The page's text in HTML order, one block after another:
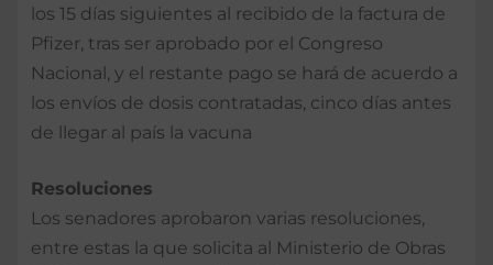
los 15 días siguientes al recibido de la factura de
Pfizer, tras ser aprobado por el Congreso
Nacional, y el restante pago se hará de acuerdo a
los envíos de dosis contratadas, cinco días antes
de llegar al país la vacuna
Resoluciones
Los senadores aprobaron varias resoluciones,
entre estas la que solicita al Ministerio de Obras